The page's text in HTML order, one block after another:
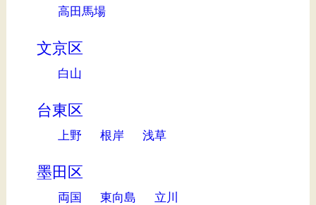
高田馬場
文京区
白山
台東区
上野 根岸 浅草
墨田区
両国 東向島 立川